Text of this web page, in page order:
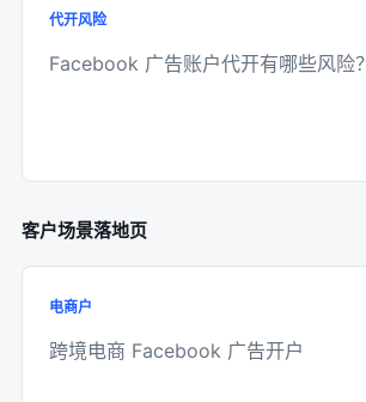
代开风险
Facebook 广告账户代开有哪些风险？
客户场景落地页
电商户
跨境电商 Facebook 广告开户